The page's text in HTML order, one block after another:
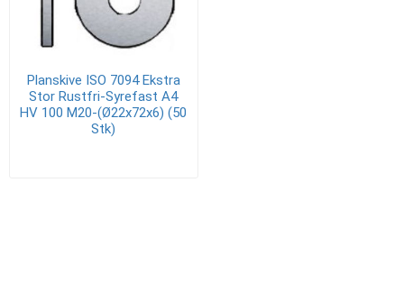
Planskive ISO 7094 Ekstra
Stor Rustfri-Syrefast A4
HV 100 M20-(Ø22x72x6) (50
Stk)